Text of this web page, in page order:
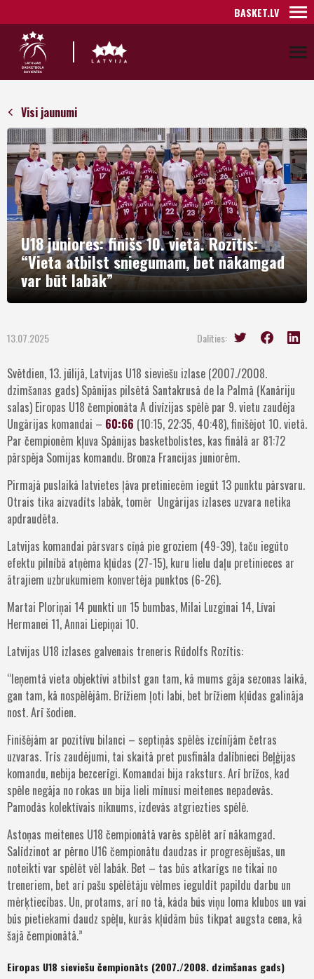
BASKET.LV
Visi jaunumi
U18 juniores: finišs 10. vietā. Rozītis:
“Vieta atbilst sniegumam, bet nākamgad
var būt labāk”
13.07.2025 Dalīties:
Svētdien, 13. jūlijā, Latvijas U18 sieviešu izlase (2007./2008.
dzimšanas gads) Spānijas pilsētā Santakrusā de la Palmā (Kanāriju
salas) Eiropas U18 čempionāta A divīzijas spēlē par 9. vietu zaudēja
Ungārijas komandai – 60:66 (10:15, 22:35, 40:48), finišējot 10. vietā.
Par čempionēm kļuva Spānijas basketbolistes, kas finālā ar 81:72
pārspēja Somijas komandu. Bronza Francijas juniorēm.
Pirmajā puslaikā latvietes ļāva pretiniecēm iegūt 13 punktu pārsvaru.
Otrais tika aizvadīts labāk, tomēr Ungārijas izlases uzvara netika
apdraudēta.
Latvijas komandai pārsvars cīņā pie groziem (49-39), taču iegūto
efektu pilnībā atņēma kļūdas (27-15), kuru lielu daļu pretinieces ar
ātrajiem uzbrukumiem konvertēja punktos (6-26).
Martai Ploriņai 14 punkti un 15 bumbas, Milai Luzginai 14, Līvai
Hermanei 11, Annai Liepiņai 10.
Latvijas U18 izlases galvenais treneris Rūdolfs Rozītis:
“Ieņemtā vieta objektīvi atbilst gan tam, kā mums gāja sezonas laikā,
gan tam, kā nospēlējām. Brīžiem ļoti labi, bet brīžiem kļūdas galināja
nost. Arī šodien.
Finišējām ar pozitīvu bilanci – septiņās spēlēs izcīnījām četras
uzvaras. Trīs zaudējumi, tai skaitā pret pusfināla dalībnieci Beļģijas
komandu, nebija bezcerīgi. Komandai bija raksturs. Arī brīžos, kad
spēle negāja no rokas un bija lieli mīnusi meitenes nepadevās.
Pamodās kolektīvais niknums, izdevās atgriezties spēlē.
Astoņas meitenes U18 čempionātā varēs spēlēt arī nākamgad.
Salīdzinot ar pērno U16 čempionātu daudzas ir progresējušas, un
noteikti var spēlēt vēl labāk. Bet – tas būs atkarīgs ne tikai no
treneriem, bet arī pašu spēlētāju vēlmes ieguldīt papildu darbu un
mērķtiecības. Un, protams, arī no tā, kāda būs viņu loma klubos un vai
būs pietiekami daudz spēļu, kurās kļūdām būs tikpat augsta cena, kā
šajā čempionātā.”
Eiropas U18 sieviešu čempionāts (2007./2008. dzimšanas gads)